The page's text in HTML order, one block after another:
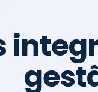
e